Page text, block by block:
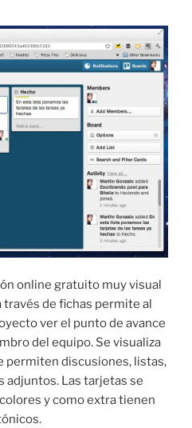
online gratuito muy visual
través de fichas permite al
ver el punto de avance
del equipo. Se visualiza
permiten discusiones, listas,
adjuntos. Las tarjetas se
y como extra tienen